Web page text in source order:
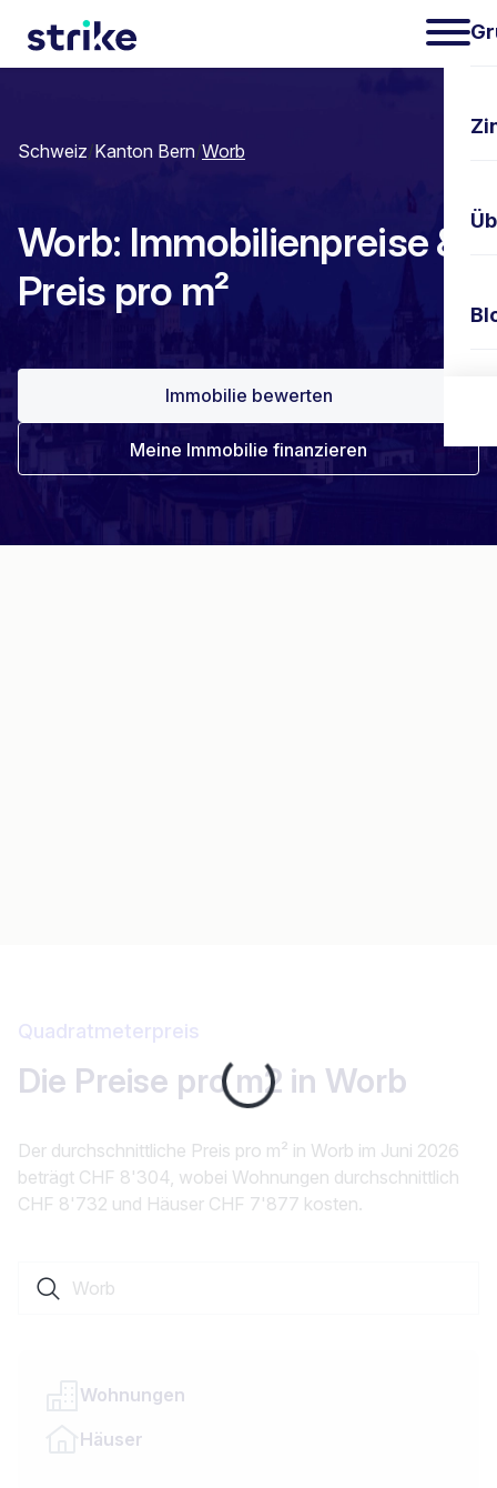
Schweiz/Kanton Bern/Worb
Worb: Immobilienpreise &
Preis pro m²
Immobilie bewerten
Meine Immobilie finanzieren
Loading...
Quadratmeterpreis
Die Preise pro m2 in Worb
Der durchschnittliche Preis pro m² in Worb im Juni 2026
beträgt CHF 8'304, wobei Wohnungen durchschnittlich
CHF 8'732 und Häuser CHF 7'877 kosten.
Wohnungen
Häuser